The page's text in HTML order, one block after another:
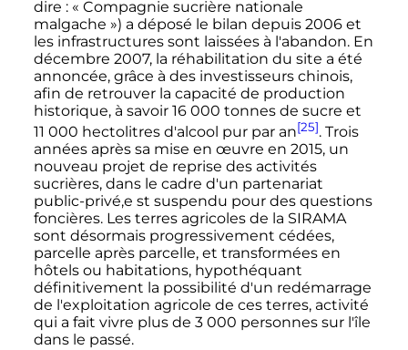
dire : « Compagnie sucrière nationale
malgache ») a déposé le bilan depuis 2006 et
les infrastructures sont laissées à l'abandon. En
décembre 2007, la réhabilitation du site a été
annoncée, grâce à des investisseurs chinois,
afin de retrouver la capacité de production
historique, à savoir 16 000 tonnesde sucre et
11 000 hectolitresd'alcool pur par an[25]. Trois
années après sa mise en œuvre en 2015, un
nouveau projet de reprise des activités
sucrières, dans le cadre d'un partenariat
public-privé,e st suspendu pour des questions
foncières. Les terres agricoles de la SIRAMA
sont désormais progressivement cédées,
parcelle après parcelle, et transformées en
hôtels ou habitations, hypothéquant
définitivement la possibilité d'un redémarrage
de l'exploitation agricole de ces terres, activité
qui a fait vivre plus de 3 000 personnessur l'île
dans le passé.